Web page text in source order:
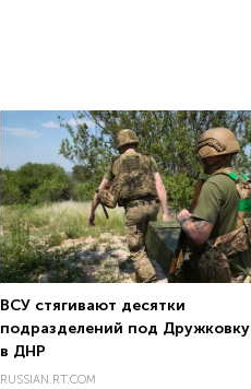
ВСУ стягивают десятки
подразделений под Дружковку
в ДНР
RUSSIAN.RT.COM